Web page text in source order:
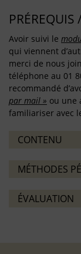
Avoir suivi le
qui viennent
merci de nous
téléphone au 01
recommandé
par mail » ou une
familiariser avec
CONTENU
MÉTHODES
ÉVALUATION